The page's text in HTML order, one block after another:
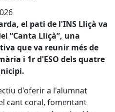
el pati de l'INS Lliçà va
“Canta Lliçà”, una
que va reunir més de
i 1r d'ESO dels quatre
d'oferir a l'alumnat
cant coral, fomentant